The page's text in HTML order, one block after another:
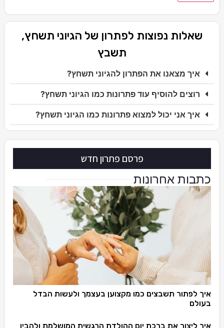
שאלות נפוצות לפתרון של הגיוני תשחץ,
תשבץ
איך מצאנו את הפתרון להגיוני תשחץ?
רוצים להוסיף עוד פתרונות כמו הגיוני תשחץ?
איך אני יכול למצוא פתרונות כמו הגיוני תשחץ?
פרסם פתרון חדש
כתבות אחרונות
איך לפתור תשבצים כמו מקצוען בעצמך ולעשות הבדל
בעולם
איך ליצור את ברכת יום ההולדת הרגשית המושלמת ולהבין